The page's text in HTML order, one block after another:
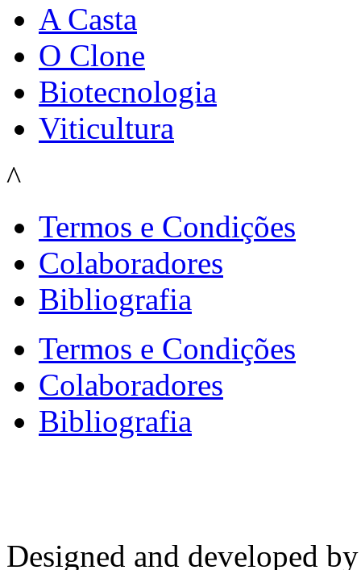
A Casta
O Clone
Biotecnologia
Viticultura
^
Termos e Condições
Colaboradores
Bibliografia
Termos e Condições
Colaboradores
Bibliografia
Designed and developed